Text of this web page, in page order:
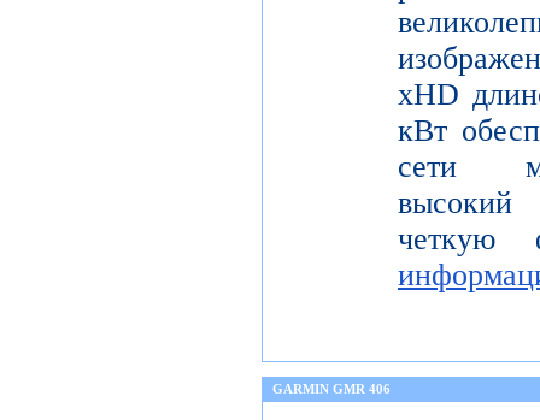
xHD
кВт
сети
высокий
четкую
GARMIN GMR 406